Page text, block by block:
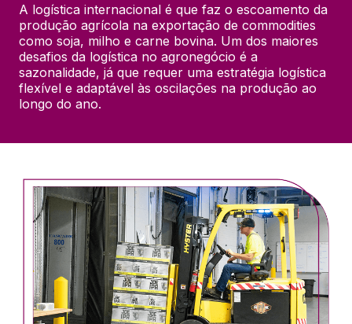
A logística internacional é que faz o escoamento da
produção agrícola na exportação de commodities
como soja, milho e carne bovina. Um dos maiores
desafios da logística no agronegócio é a
sazonalidade, já que requer uma estratégia logística
flexível e adaptável às oscilações na produção ao
longo do ano.